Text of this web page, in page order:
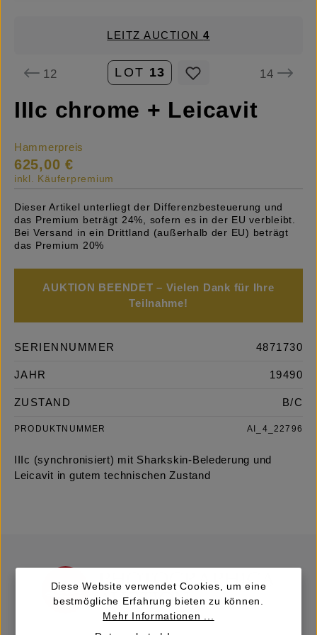
LEITZ AUCTION4
12 LOT 13 14
IIIc chrome + Leicavit
Hammerpreis
625,00 €
inkl. Käuferpremium
Dieser Artikel unterliegt der Differenzbesteuerung und
das Premium beträgt 24%, sofern es in der EU verbleibt.
Bei Versand in ein Drittland (außerhalb der EU) beträgt
das Premium 20%
AUKTION BEENDET – Vielen Dank für Ihre
Teilnahme!
SERIENNUMMER 4871730
JAHR 19490
ZUSTAND B/C
PRODUKTNUMMER AI_4_22796
IIIc (synchronisiert) mit Sharkskin-Belederung und
Leicavit in gutem technischen Zustand
Diese Website verwendet Cookies, um eine
bestmögliche Erfahrung bieten zu können.
Mehr Informationen ...